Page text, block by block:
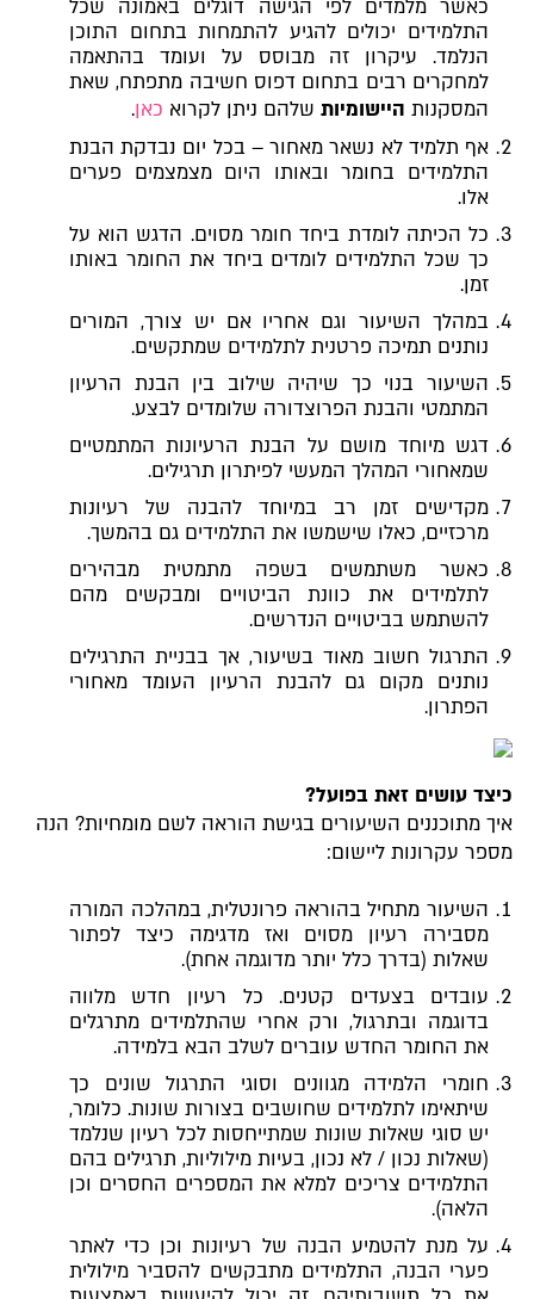
כאשר מלמדים לפי הגישה דוגלים באמונה שכל
התלמידים יכולים להגיע להתמחות בתחום התוכן
הנלמד. עיקרון זה מבוסס על ועומד בהתאמה
למחקרים רבים בתחום דפוס חשיבה מתפתח, שאת
המסקנות היישומיותשלהם ניתן לקרוא כאן.
אף תלמיד לא נשאר מאחור – בכל יום נבדקת הבנת
התלמידים בחומר ובאותו היום מצמצמים פערים
אלו.
כל הכיתה לומדת ביחד חומר מסוים. הדגש הוא על
כך שכל התלמידים לומדים ביחד את החומר באותו
זמן.
במהלך השיעור וגם אחריו אם יש צורך, המורים
נותנים תמיכה פרטנית לתלמידים שמתקשים.
השיעור בנוי כך שיהיה שילוב בין הבנת הרעיון
המתמטי והבנת הפרוצדורה שלומדים לבצע.
דגש מיוחד מושם על הבנת הרעיונות המתמטיים
שמאחורי המהלך המעשי לפיתרון תרגילים.
מקדישים זמן רב במיוחד להבנה של רעיונות
מרכזיים, כאלו שישמשו את התלמידים גם בהמשך.
כאשר משתמשים בשפה מתמטית מבהירים
לתלמידים את כוונת הביטויים ומבקשים מהם
להשתמש בביטויים הנדרשים.
התרגול חשוב מאוד בשיעור, אך בבניית התרגילים
נותנים מקום גם להבנת הרעיון העומד מאחורי
הפתרון.
כיצד עושים זאת בפועל?
איך מתוכננים השיעורים בגישת הוראה לשם מומחיות? הנה
מספר עקרונות ליישום:
השיעור מתחיל בהוראה פרונטלית, במהלכה המורה
מסבירה רעיון מסוים ואז מדגימה כיצד לפתור
שאלות (בדרך כלל יותר מדוגמה אחת).
עובדים בצעדים קטנים. כל רעיון חדש מלווה
בדוגמה ובתרגול, ורק אחרי שהתלמידים מתרגלים
את החומר החדש עוברים לשלב הבא בלמידה.
חומרי הלמידה מגוונים וסוגי התרגול שונים כך
שיתאימו לתלמידים שחושבים בצורות שונות. כלומר,
יש סוגי שאלות שונות שמתייחסות לכל רעיון שנלמד
(שאלות נכון / לא נכון, בעיות מילוליות, תרגילים בהם
התלמידים צריכים למלא את המספרים החסרים וכן
הלאה).
על מנת להטמיע הבנה של רעיונות וכן כדי לאתר
פערי הבנה, התלמידים מתבקשים להסביר מילולית